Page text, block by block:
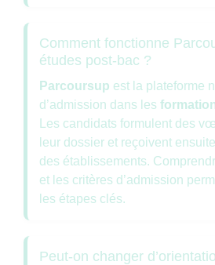
Comment fonctionne
études post-bac ?
Parcoursup est la plateforme
d’admission dans les
Les candidats formulent des
leur dossier et reçoivent
des établissements.
et les critères d’admission
les étapes clés.
Peut-on changer